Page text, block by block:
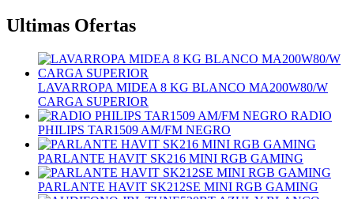
Ultimas Ofertas
LAVARROPA MIDEA 8 KG BLANCO MA200W80/W
CARGA SUPERIOR
RADIO
PHILIPS TAR1509 AM/FM NEGRO
PARLANTE HAVIT SK216 MINI RGB GAMING
PARLANTE HAVIT SK212SE MINI RGB GAMING